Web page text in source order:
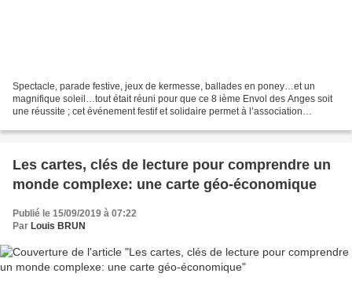
Spectacle, parade festive, jeux de kermesse, ballades en poney…et un
magnifique soleil…tout était réuni pour que ce 8 ième Envol des Anges soit
une réussite ; cet événement festif et solidaire permet à l’association
Les cartes, clés de lecture pour comprendre un
monde complexe: une carte géo-économique
Publié le 15/09/2019 à 07:22
Par Louis BRUN